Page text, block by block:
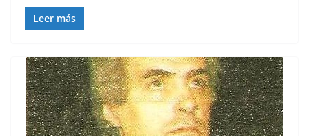
Leer más